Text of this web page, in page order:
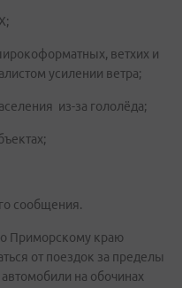
ветхих и
усилении ветра;
из-за гололёда;
сообщения.
Приморскому краю
от поездок за пределы
на обочинах